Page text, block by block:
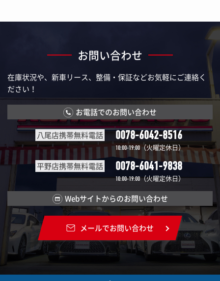
お問い合わせ
在庫状況や、新車リース、整備・保証などお気軽にご連絡く
ださい！
お電話でのお問い合わせ
八尾店携帯無料電話 0078-6042-8516
10:00-19:00 （火曜定休日）
平野店携帯無料電話 0078-6041-9838
10:00-19:00（火曜定休日）
Webサイトからのお問い合わせ
メールでお問い合わせ